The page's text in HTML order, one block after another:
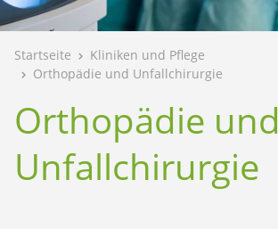
Startseite
Kliniken und Pflege
Orthopädie und Unfallchirurgie
Orthopädie und
Unfallchirurgie